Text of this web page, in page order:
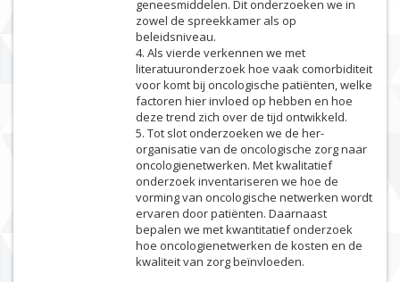
geneesmiddelen. Dit onderzoeken we in
zowel de spreekkamer als op
beleidsniveau.
4. Als vierde verkennen we met
literatuuronderzoek hoe vaak comorbiditeit
voor komt bij oncologische patiënten, welke
factoren hier invloed op hebben en hoe
deze trend zich over de tijd ontwikkeld.
5. Tot slot onderzoeken we de her-
organisatie van de oncologische zorg naar
oncologienetwerken. Met kwalitatief
onderzoek inventariseren we hoe de
vorming van oncologische netwerken wordt
ervaren door patiënten. Daarnaast
bepalen we met kwantitatief onderzoek
hoe oncologienetwerken de kosten en de
kwaliteit van zorg beïnvloeden.